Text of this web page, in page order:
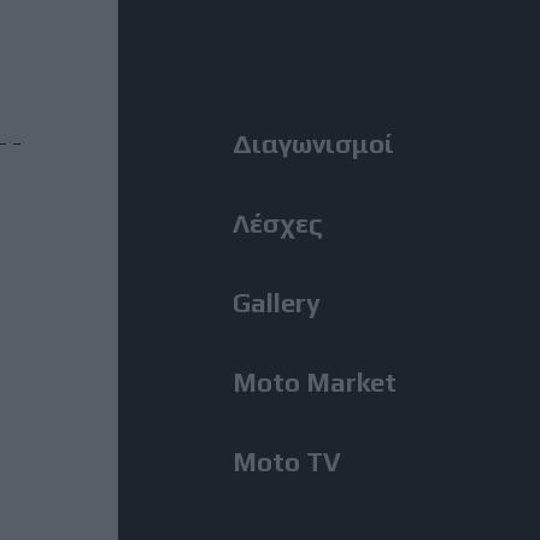
ΜοtoGP: Θετικά νέα για τον
MotoGP: Ο Lecuona θα
στο Silverstone
Διαγωνισμοί
Λέσχες
Gallery
Moto Market
Moto TV